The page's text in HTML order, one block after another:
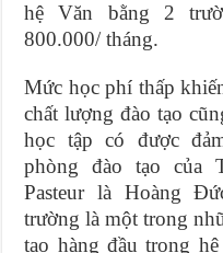
hệ Văn bằng 2
800.000/ tháng.
Mức học phí thấp
chất lượng đào tạo
học tập có được
phòng đào tạo của
Pasteur là Hoàng
trường là một trong
tạo hàng đầu trong